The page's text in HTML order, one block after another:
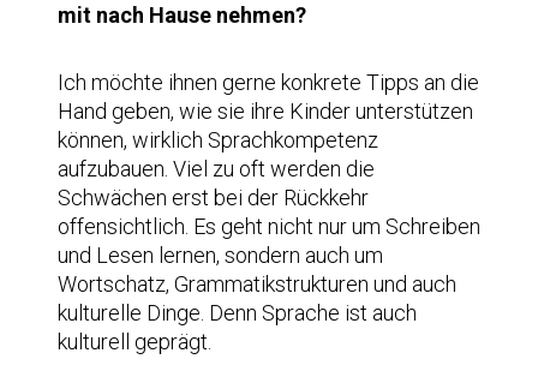
mit nach Hause nehmen?
Ich möchte ihnen gerne konkrete Tipps an die
Hand geben, wie sie ihre Kinder unterstützen
können, wirklich Sprachkompetenz
aufzubauen. Viel zu oft werden die
Schwächen erst bei der Rückkehr
offensichtlich. Es geht nicht nur um Schreiben
und Lesen lernen, sondern auch um
Wortschatz, Grammatikstrukturen und auch
kulturelle Dinge. Denn Sprache ist auch
kulturell geprägt.